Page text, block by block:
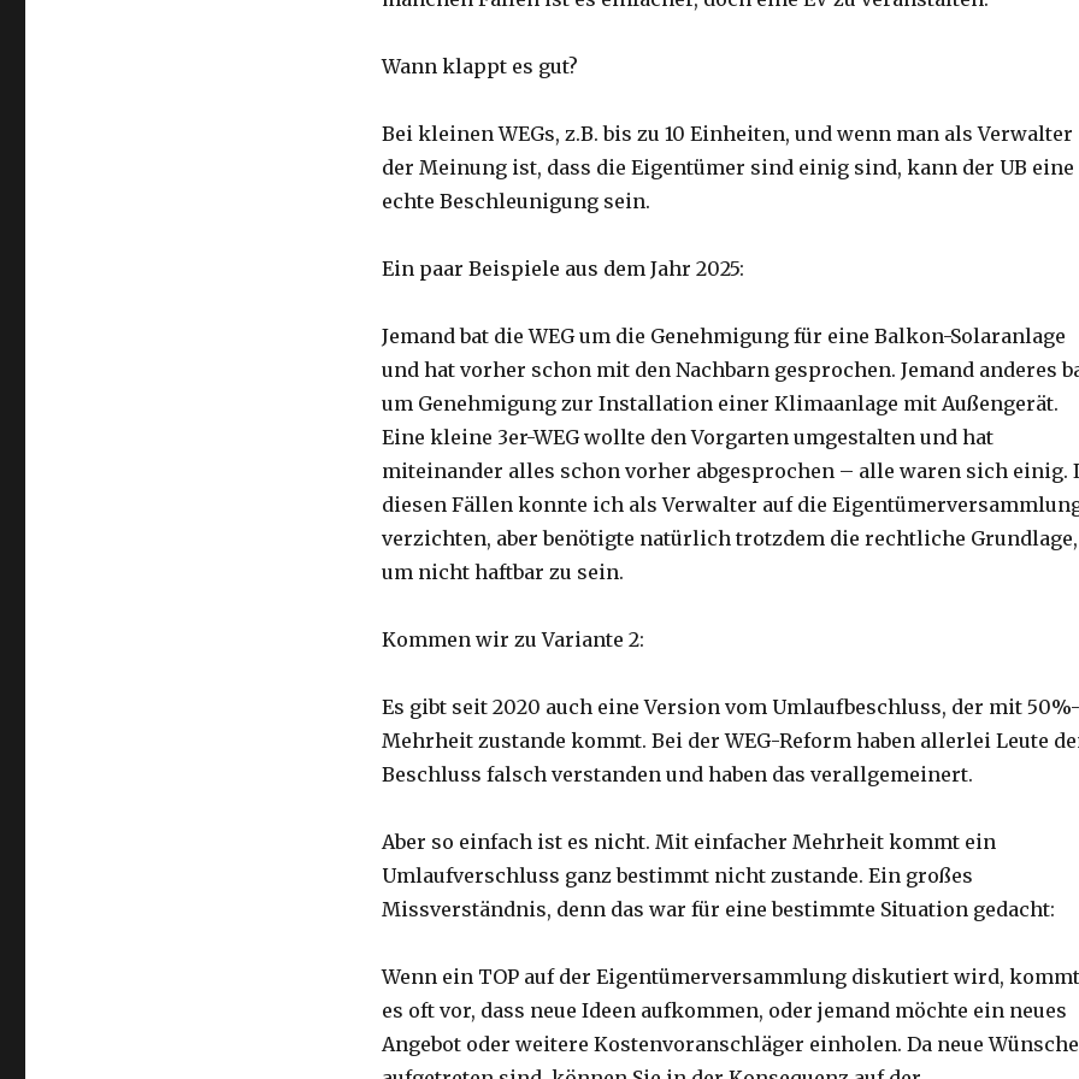
Wann klappt es gut?
Bei kleinen WEGs, z.B. bis zu 10 Einheiten, und wenn man als Verwalter
der Meinung ist, dass die Eigentümer sind einig sind, kann der UB eine
echte Beschleunigung sein.
Ein paar Beispiele aus dem Jahr 2025:
Jemand bat die WEG um die Genehmigung für eine Balkon-Solaranlage
und hat vorher schon mit den Nachbarn gesprochen. Jemand anderes
um Genehmigung zur Installation einer Klimaanlage mit Außengerät.
Eine kleine 3er-WEG wollte den Vorgarten umgestalten und hat
miteinander alles schon vorher abgesprochen – alle waren sich einig.
diesen Fällen konnte ich als Verwalter auf die
verzichten, aber benötigte natürlich trotzdem die rechtliche Grundlage,
um nicht haftbar zu sein.
Kommen wir zu Variante 2:
Es gibt seit 2020 auch eine Version vom Umlaufbeschluss, der mit 50%-
Mehrheit zustande kommt. Bei der WEG-Reform haben allerlei Leute
Beschluss falsch verstanden und haben das verallgemeinert.
Aber so einfach ist es nicht. Mit einfacher Mehrheit kommt ein
Umlaufverschluss ganz bestimmt nicht zustande. Ein großes
Missverständnis, denn das war für eine bestimmte Situation gedacht:
Wenn ein TOP auf der Eigentümerversammlung diskutiert wird, kommt
es oft vor, dass neue Ideen aufkommen, oder jemand möchte ein neues
Angebot oder weitere Kostenvoranschläger einholen. Da neue Wünsche